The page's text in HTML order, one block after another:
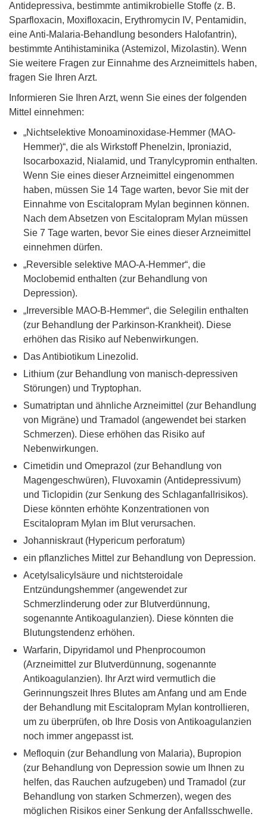
Antidepressiva, bestimmte antimikrobielle Stoffe (z. B.
Sparfloxacin, Moxifloxacin, Erythromycin IV, Pentamidin,
eine Anti-Malaria-Behandlung besonders Halofantrin),
bestimmte Antihistaminika (Astemizol, Mizolastin). Wenn
Sie weitere Fragen zur Einnahme des Arzneimittels haben,
fragen Sie Ihren Arzt.
Informieren Sie Ihren Arzt, wenn Sie eines der folgenden
Mittel einnehmen:
„Nichtselektive Monoaminoxidase-Hemmer (MAO-
Hemmer)“, die als Wirkstoff Phenelzin, Iproniazid,
Isocarboxazid, Nialamid, und Tranylcypromin enthalten.
Wenn Sie eines dieser Arzneimittel eingenommen
haben, müssen Sie 14 Tage warten, bevor Sie mit der
Einnahme von Escitalopram Mylan beginnen können.
Nach dem Absetzen von Escitalopram Mylan müssen
Sie 7 Tage warten, bevor Sie eines dieser Arzneimittel
einnehmen dürfen.
„Reversible selektive MAO-A-Hemmer“, die
Moclobemid enthalten (zur Behandlung von
Depression).
„Irreversible MAO-B-Hemmer“, die Selegilin enthalten
(zur Behandlung der Parkinson-Krankheit). Diese
erhöhen das Risiko auf Nebenwirkungen.
Das Antibiotikum Linezolid.
Lithium (zur Behandlung von manisch-depressiven
Störungen) und Tryptophan.
Sumatriptan und ähnliche Arzneimittel (zur Behandlung
von Migräne) und Tramadol (angewendet bei starken
Schmerzen). Diese erhöhen das Risiko auf
Nebenwirkungen.
Cimetidin und Omeprazol (zur Behandlung von
Magengeschwüren), Fluvoxamin (Antidepressivum)
und Ticlopidin (zur Senkung des Schlaganfallrisikos).
Diese könnten erhöhte Konzentrationen von
Escitalopram Mylan im Blut verursachen.
Johanniskraut (Hypericum perforatum)
ein pflanzliches Mittel zur Behandlung von Depression.
Acetylsalicylsäure und nichtsteroidale
Entzündungshemmer (angewendet zur
Schmerzlinderung oder zur Blutverdünnung,
sogenannte Antikoagulanzien). Diese könnten die
Blutungstendenz erhöhen.
Warfarin, Dipyridamol und Phenprocoumon
(Arzneimittel zur Blutverdünnung, sogenannte
Antikoagulanzien). Ihr Arzt wird vermutlich die
Gerinnungszeit Ihres Blutes am Anfang und am Ende
der Behandlung mit Escitalopram Mylan kontrollieren,
um zu überprüfen, ob Ihre Dosis von Antikoagulanzien
noch immer angepasst ist.
Mefloquin (zur Behandlung von Malaria), Bupropion
(zur Behandlung von Depression sowie um Ihnen zu
helfen, das Rauchen aufzugeben) und Tramadol (zur
Behandlung von starken Schmerzen), wegen des
möglichen Risikos einer Senkung der Anfallsschwelle.